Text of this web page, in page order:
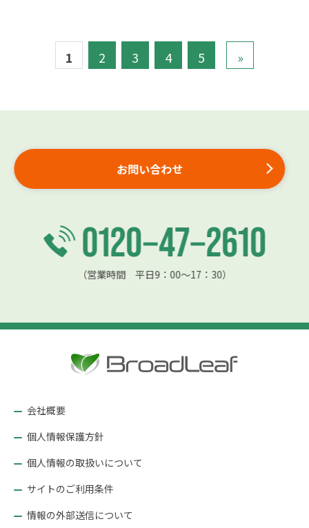
1 2 3 4 5 »
お問い合わせ
（営業時間 平日9：00〜17：30）
会社概要
個人情報保護方針
個人情報の取扱いについて
サイトのご利用条件
情報の外部送信について